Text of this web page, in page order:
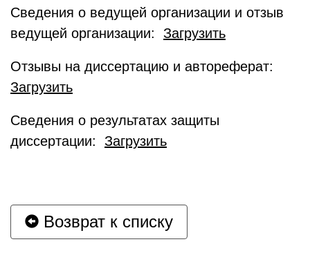
Сведения о ведущей организации и отзыв
ведущей организации: Загрузить
Отзывы на диссертацию и автореферат:
Загрузить
Сведения о результатах защиты
диссертации: Загрузить
Возврат к списку